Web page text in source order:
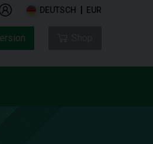
DEUTSCH EUR